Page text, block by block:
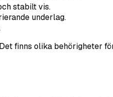
stabilt vis.
underlag.
finns olika